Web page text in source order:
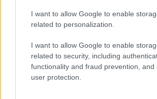
I want to allow Google to enable
related to personalization.
I want to allow Google to enable
related to security, including
functionality and fraud prevention, and
user protection.
km/h è come se cadessi da poco
te la cavi con un’ingessatura. Un
d’aritmetica dovrebbe convincerti
di tempo è minimo: se percorri in
100 all’ora, arrivi in 6 minuti; se li